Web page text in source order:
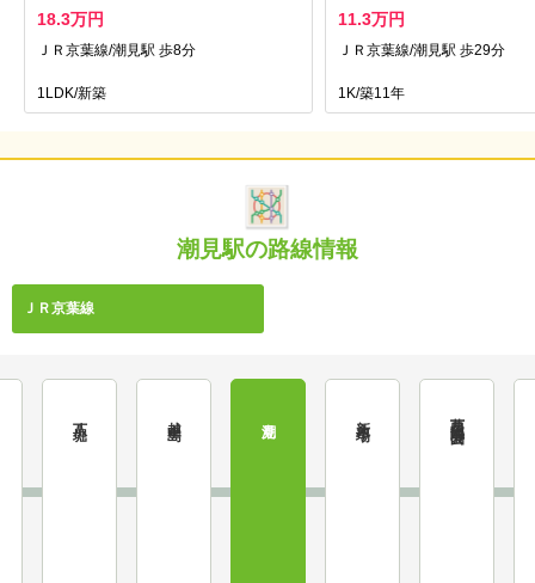
18.3万円
ＪＲ京葉線/潮見駅 歩8分
1LDK/新築
11.3万円
ＪＲ京葉線/潮見駅 歩29分
1K/築11年
潮見駅の路線情報
ＪＲ京葉線
葛西臨海公園